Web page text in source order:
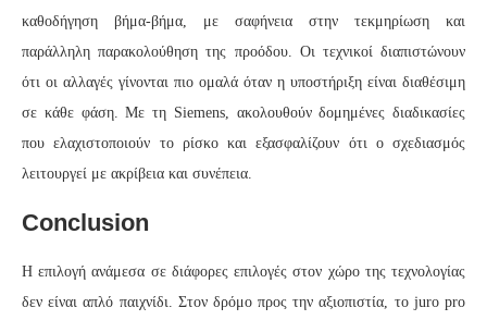
καθοδήγηση βήμα-βήμα, με σαφήνεια στην τεκμηρίωση και
παράλληλη παρακολούθηση της προόδου. Οι τεχνικοί διαπιστώνουν
ότι οι αλλαγές γίνονται πιο ομαλά όταν η υποστήριξη είναι διαθέσιμη
σε κάθε φάση. Με τη Siemens, ακολουθούν δομημένες διαδικασίες
που ελαχιστοποιούν το ρίσκο και εξασφαλίζουν ότι ο σχεδιασμός
λειτουργεί με ακρίβεια και συνέπεια.
Conclusion
Η επιλογή ανάμεσα σε διάφορες επιλογές στον χώρο της τεχνολογίας
δεν είναι απλό παιχνίδι. Στον δρόμο προς την αξιοπιστία, το juro pro